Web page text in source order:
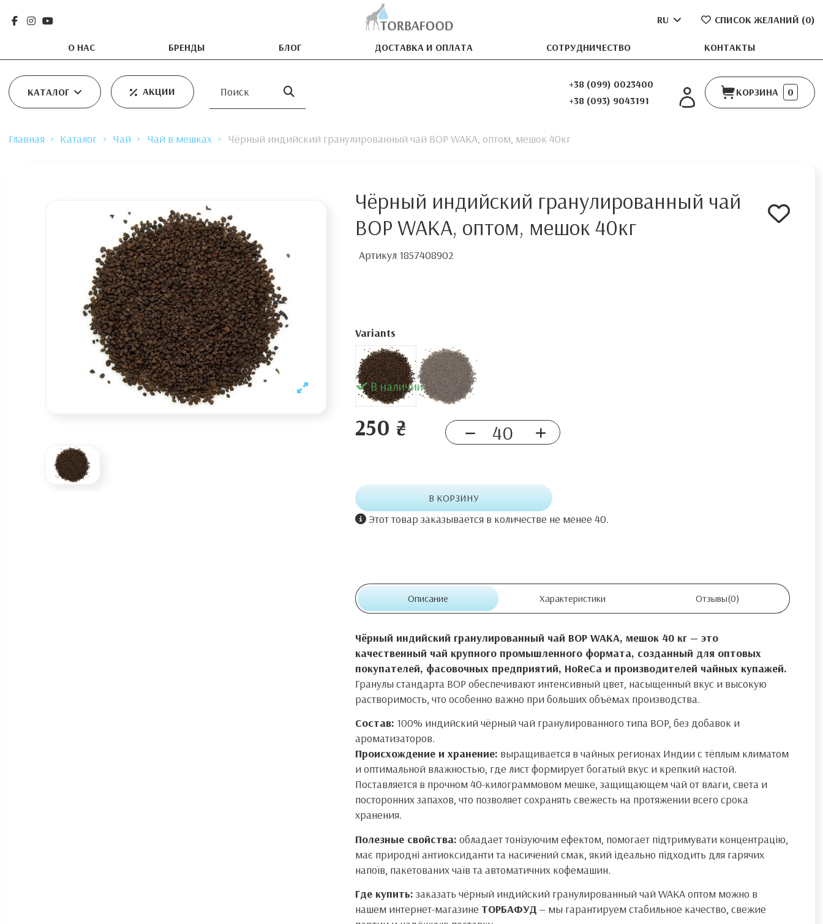
О НАС БРЕНДЫ БЛОГ ДОСТАВКА И ОПЛАТА СОТРУДНИЧЕСТВО КОНТАКТЫ
RU СПИСОК ЖЕЛАНИЙ (0)
КАТАЛОГ АКЦИИ
+38 (099) 0023400
+38 (093) 9043191
КОРЗИНА 0
Главная Каталог Чай Чай в мешках Чёрный индийский гранулированный чай BOP WAKA, оптом, мешок 40кг
Чёрный индийский гранулированный чай
BOP WAKA, оптом, мешок 40кг
Артикул 1857408902
Variants
В наличии
250 ₴
В КОРЗИНУ
Этот товар заказывается в количестве не менее 40.
Описание Характеристики Отзывы(0)
Чёрный индийский гранулированный чай BOP WAKA, мешок 40 кг — это
качественный чай крупного промышленного формата, созданный для оптовых
покупателей, фасовочных предприятий, HoReCa и производителей чайных купажей.
Гранулы стандарта BOP обеспечивают интенсивный цвет, насыщенный вкус и высокую
растворимость, что особенно важно при больших объёмах производства.
Состав: 100% индийский чёрный чай гранулированного типа BOP, без добавок и
ароматизаторов.
Происхождение и хранение: выращивается в чайных регионах Индии с тёплым климатом
и оптимальной влажностью, где лист формирует богатый вкус и крепкий настой.
Поставляется в прочном 40-килограммовом мешке, защищающем чай от влаги, света и
посторонних запахов, что позволяет сохранять свежесть на протяжении всего срока
хранения.
Полезные свойства: обладает тонізуючим ефектом, помогает підтримувати концентрацію,
має природні антиоксиданти та насичений смак, який ідеально підходить для гарячих
напоїв, пакетованих чаїв та автоматичних кофемашин.
Где купить: заказать чёрный индийский гранулированный чай WAKA оптом можно в
нашем интернет-магазине ТОРБАФУД— мы гарантируем стабильное качество, свежие